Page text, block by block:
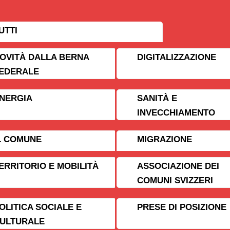
DALLA BERNA
DIGITALIZZAZIONE
SANITÀ E
INVECCHIAMENTO
COMUNE MIGRAZIONE
E MOBILITÀ
ASSOCIAZIONE DEI
COMUNI SVIZZERI
SOCIALE E
PRESE DI POSIZIONE